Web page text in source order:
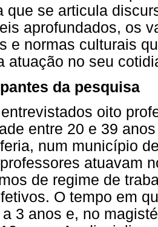
que se articula
aprofundados, os
e normas culturais
atuação no seu
da pesquisa
oito
entre 20 e 39
num município
atuavam
de regime de
O tempo em
3 anos e, no